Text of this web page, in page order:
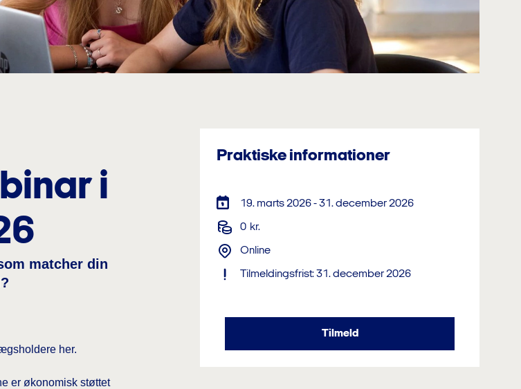
i
matcher din
her.
er økonomisk støttet
Praktiske informationer
19. marts 2026 - 31. december 2026
0 kr.
Online
Tilmeldingsfrist: 31. december 2026
Tilmeld